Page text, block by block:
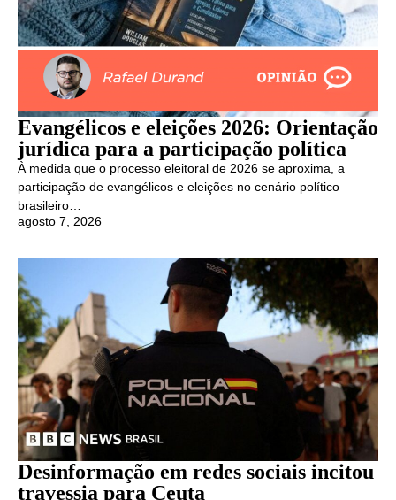
Evangélicos e eleições 2026: Orientação
jurídica para a participação política
À medida que o processo eleitoral de 2026 se aproxima, a
participação de evangélicos e eleições no cenário político
brasileiro…
agosto 7, 2026
Desinformação em redes sociais incitou
travessia para Ceuta